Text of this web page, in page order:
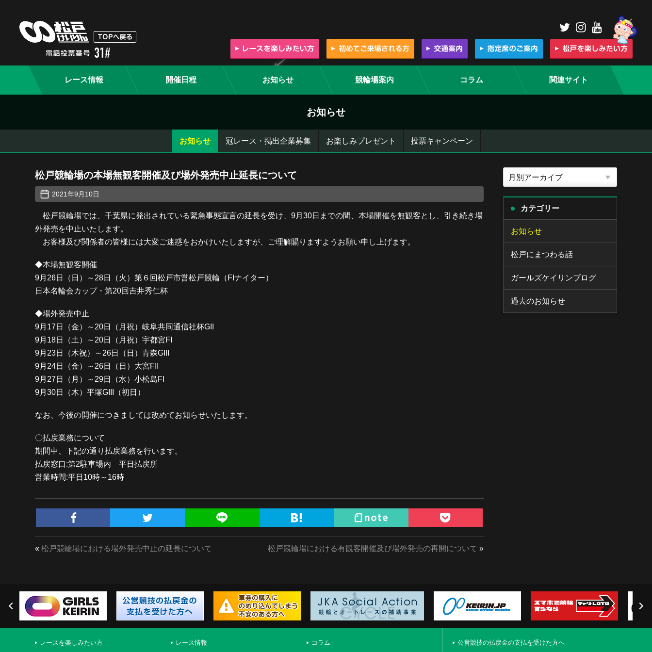
レース情報 開催日程 お知らせ 競輪場案内 コラム 関連サイト
お知らせ
お知らせ 冠レース・掲出企業募集 お楽しみプレゼント 投票キャンペーン
松戸競輪場の本場無観客開催及び場外発売中止延長について
2021年9月10日
松戸競輪場では、千葉県に発出されている緊急事態宣言の延長を受け、9月30日までの間、本場開催を無観客とし、引き続き場
外発売を中止いたします。
お客様及び関係者の皆様には大変ご迷惑をおかけいたしますが、ご理解賜りますようお願い申し上げます。
◆本場無観客開催
9月26日（日）～28日（火）第６回松戸市営松戸競輪（FIナイター）
日本名輪会カップ・第20回吉井秀仁杯
◆場外発売中止
9月17日（金）～20日（月祝）岐阜共同通信社杯GII
9月18日（土）～20日（月祝）宇都宮FI
9月23日（木祝）～26日（日）青森GIII
9月24日（金）～26日（日）大宮FII
9月27日（月）～29日（水）小松島FI
9月30日（木）平塚GIII（初日）
なお、今後の開催につきましては改めてお知らせいたします。
〇払戻業務について
期間中、下記の通り払戻業務を行います。
払戻窓口:第2駐車場内 平日払戻所
営業時間:平日10時～16時
« 松戸競輪場における場外発売中止の延長について 松戸競輪場における有観客開催及び場外発売の再開について »
カテゴリー
お知らせ
松戸にまつわる話
ガールズケイリンブログ
過去のお知らせ
公営競技の払戻金の支払を受けた方へ
レースを楽しみたい方 レース情報 コラム